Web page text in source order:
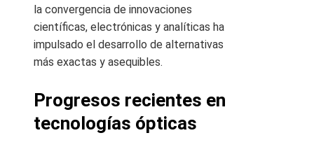
la convergencia de innovaciones
científicas, electrónicas y analíticas ha
impulsado el desarrollo de alternativas
más exactas y asequibles.
Progresos recientes en
tecnologías ópticas